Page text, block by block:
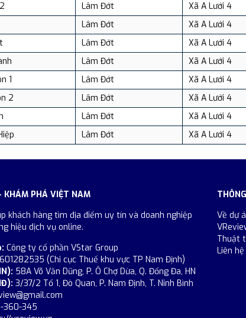
Lâm Đớt Xã A Lưới 4
Lâm Đớt Xã A Lưới 4
Lâm Đớt Xã A Lưới 4
Lâm Đớt Xã A Lưới 4
1 Lâm Đớt Xã A Lưới 4
2 Lâm Đớt Xã A Lưới 4
Lâm Đớt Xã A Lưới 4
Lâm Đớt Xã A Lưới 4
KHÁM PHÁ VIỆT NAM
khách hàng tìm địa điểm uy tín và doanh nghiệp
hiệu dịch vụ online.
Công ty cổ phần VStar Group
(Chi cục Thuế khu vực TP Nam Định)
58A Võ Văn Dũng, P. Ô Chợ Dừa, Q. Đống Đa, HN
3/37/2 Tổ 1, Đò Quan, P. Nam Định, T. Ninh Bình
360-345
Về dự
Thuật
Liên hệ